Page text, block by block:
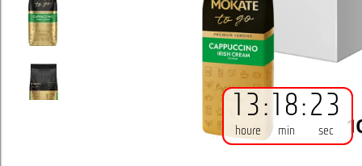
13
houre
: 18
min
:23
sec